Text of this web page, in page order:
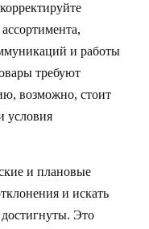
и работы
требуют
возможно, стоит
условия
и плановые
и искать
Это